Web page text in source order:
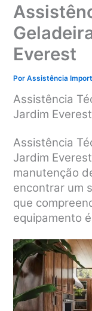
Everest
PorAssistência
Assistência
Jardim Everest
Assistência
Jardim
manutenção
encontrar um
que
equipamento